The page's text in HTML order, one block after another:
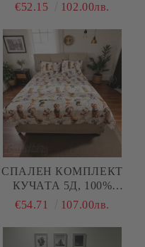
€52.15
102.00лв.
СПАЛЕН КОМПЛЕКТ
КУЧАТА 5Д, 100%
5Д, РАНФОРС, 4
€54.71 107.00лв.